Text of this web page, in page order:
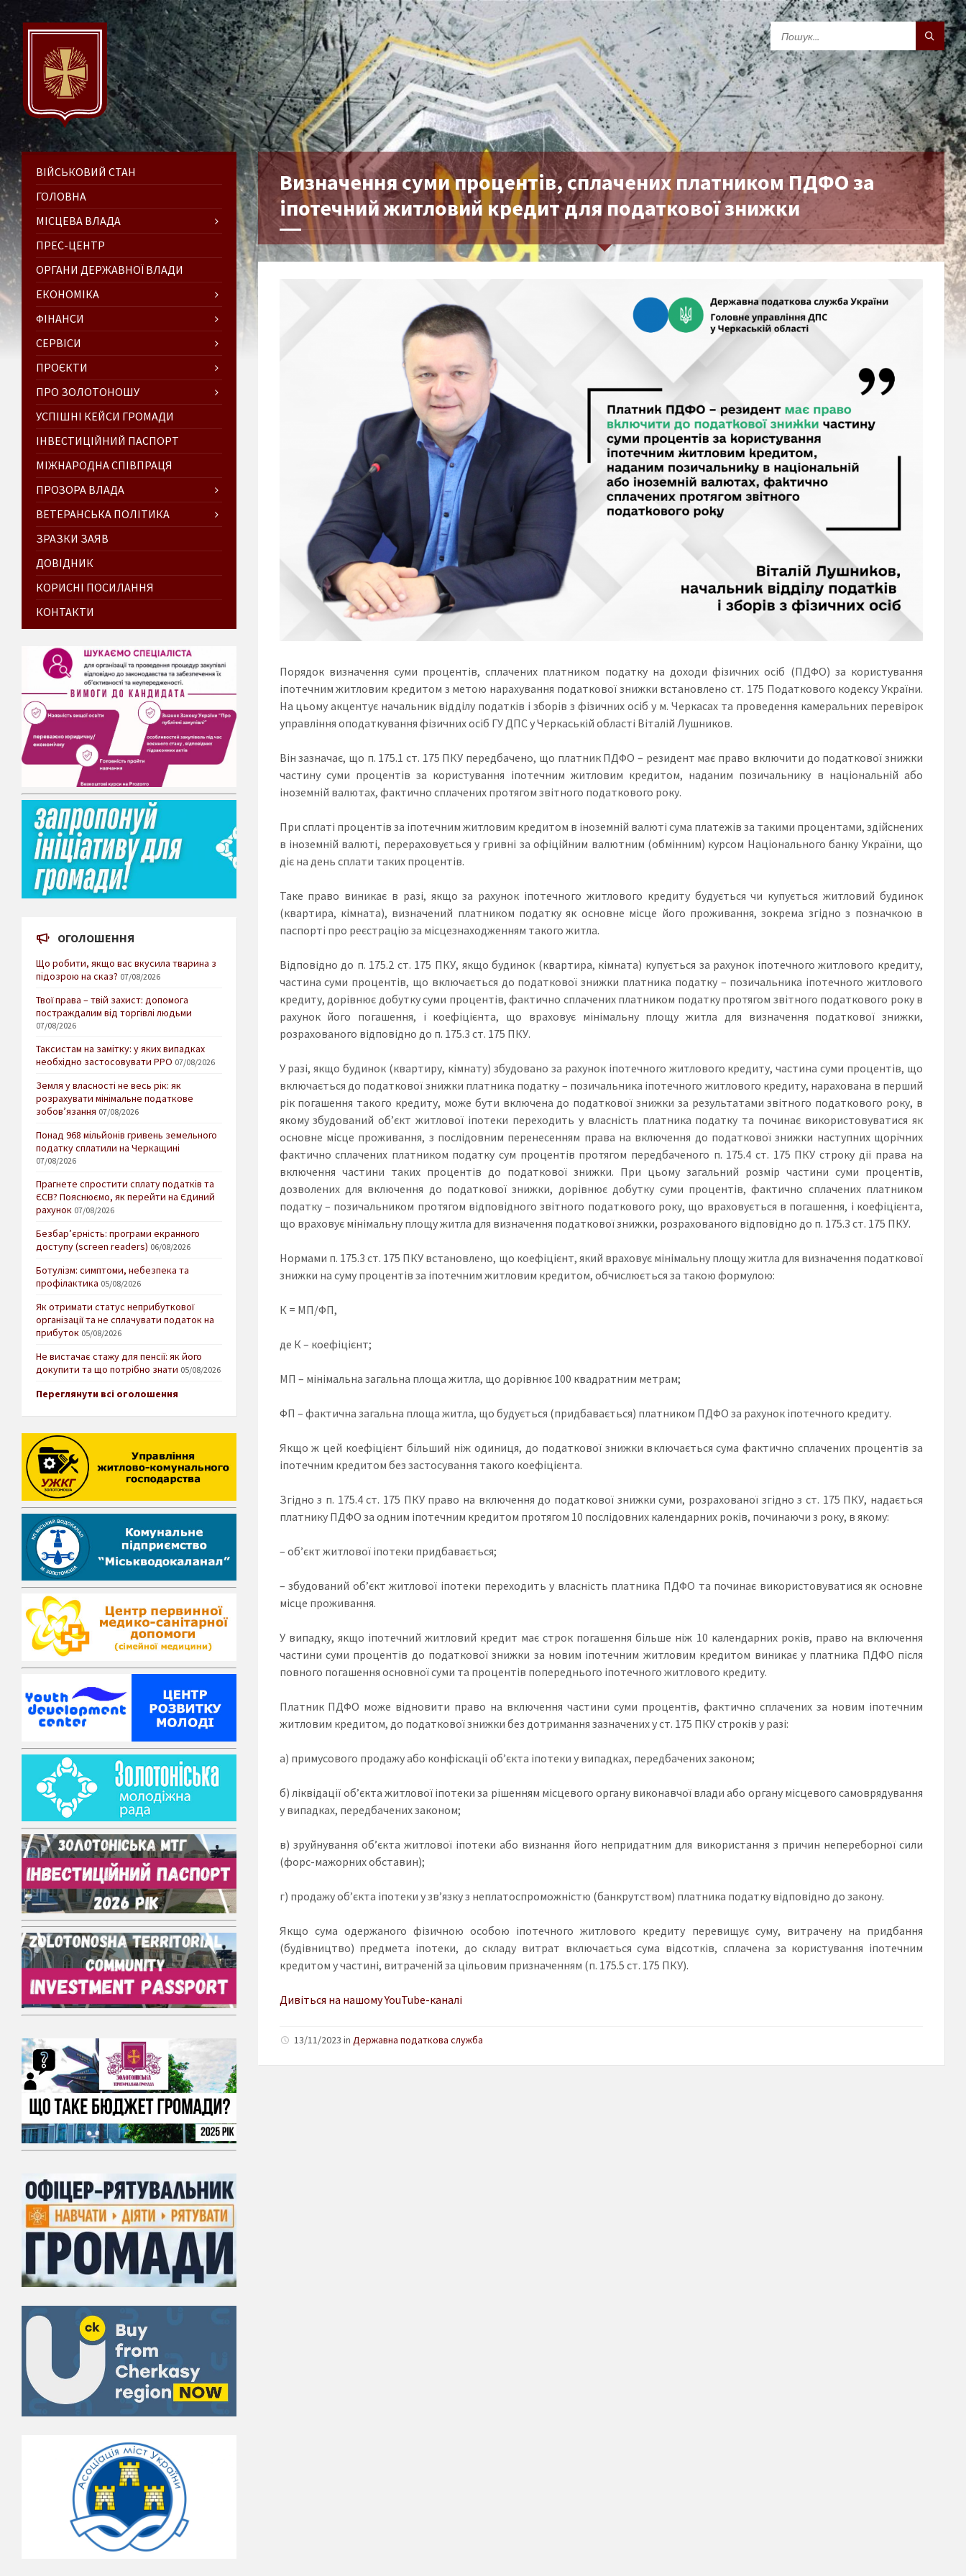
Визначення суми процентів, сплачених платником ПДФО за
іпотечний житловий кредит для податкової знижки
Порядок визначення суми процентів, сплачених платником податку на доходи фізичних осіб (ПДФО) за користування
іпотечним житловим кредитом з метою нарахування податкової знижки встановлено ст. 175 Податкового кодексу України.
На цьому акцентує начальник відділу податків і зборів з фізичних осіб у м. Черкасах та проведення камеральних перевірок
управління оподаткування фізичних осіб ГУ ДПС у Черкаській області Віталій Лушников.
Він зазначає, що п. 175.1 ст. 175 ПКУ передбачено, що платник ПДФО – резидент має право включити до податкової знижки
частину суми процентів за користування іпотечним житловим кредитом, наданим позичальнику в національній або
іноземній валютах, фактично сплачених протягом звітного податкового року.
При сплаті процентів за іпотечним житловим кредитом в іноземній валюті сума платежів за такими процентами, здійснених
в іноземній валюті, перераховується у гривні за офіційним валютним (обмінним) курсом Національного банку України, що
діє на день сплати таких процентів.
Таке право виникає в разі, якщо за рахунок іпотечного житлового кредиту будується чи купується житловий будинок
(квартира, кімната), визначений платником податку як основне місце його проживання, зокрема згідно з позначкою в
паспорті про реєстрацію за місцезнаходженням такого житла.
Відповідно до п. 175.2 ст. 175 ПКУ, якщо будинок (квартира, кімната) купується за рахунок іпотечного житлового кредиту,
частина суми процентів, що включається до податкової знижки платника податку – позичальника іпотечного житлового
кредиту, дорівнює добутку суми процентів, фактично сплачених платником податку протягом звітного податкового року в
рахунок його погашення, і коефіцієнта, що враховує мінімальну площу житла для визначення податкової знижки,
розрахованого відповідно до п. 175.3 ст. 175 ПКУ.
У разі, якщо будинок (квартиру, кімнату) збудовано за рахунок іпотечного житлового кредиту, частина суми процентів, що
включається до податкової знижки платника податку – позичальника іпотечного житлового кредиту, нарахована в перший
рік погашення такого кредиту, може бути включена до податкової знижки за результатами звітного податкового року, в
якому збудований об’єкт житлової іпотеки переходить у власність платника податку та починає використовуватися як
основне місце проживання, з послідовним перенесенням права на включення до податкової знижки наступних щорічних
фактично сплачених платником податку сум процентів протягом передбаченого п. 175.4 ст. 175 ПКУ строку дії права на
включення частини таких процентів до податкової знижки. При цьому загальний розмір частини суми процентів,
дозволених для включення до податкової знижки, дорівнює добутку суми процентів, фактично сплачених платником
податку – позичальником протягом відповідного звітного податкового року, що враховується в погашення, і коефіцієнта,
що враховує мінімальну площу житла для визначення податкової знижки, розрахованого відповідно до п. 175.3 ст. 175 ПКУ.
Нормами п. 175.3 ст. 175 ПКУ встановлено, що коефіцієнт, який враховує мінімальну площу житла для визначення податкової
знижки на суму процентів за іпотечним житловим кредитом, обчислюється за такою формулою:
К = МП/ФП,
де К – коефіцієнт;
МП – мінімальна загальна площа житла, що дорівнює 100 квадратним метрам;
ФП – фактична загальна площа житла, що будується (придбавається) платником ПДФО за рахунок іпотечного кредиту.
Якщо ж цей коефіцієнт більший ніж одиниця, до податкової знижки включається сума фактично сплачених процентів за
іпотечним кредитом без застосування такого коефіцієнта.
Згідно з п. 175.4 ст. 175 ПКУ право на включення до податкової знижки суми, розрахованої згідно з ст. 175 ПКУ, надається
платнику ПДФО за одним іпотечним кредитом протягом 10 послідовних календарних років, починаючи з року, в якому:
– об’єкт житлової іпотеки придбавається;
– збудований об’єкт житлової іпотеки переходить у власність платника ПДФО та починає використовуватися як основне
місце проживання.
У випадку, якщо іпотечний житловий кредит має строк погашення більше ніж 10 календарних років, право на включення
частини суми процентів до податкової знижки за новим іпотечним житловим кредитом виникає у платника ПДФО після
повного погашення основної суми та процентів попереднього іпотечного житлового кредиту.
Платник ПДФО може відновити право на включення частини суми процентів, фактично сплачених за новим іпотечним
житловим кредитом, до податкової знижки без дотримання зазначених у ст. 175 ПКУ строків у разі:
а) примусового продажу або конфіскації об’єкта іпотеки у випадках, передбачених законом;
б) ліквідації об’єкта житлової іпотеки за рішенням місцевого органу виконавчої влади або органу місцевого самоврядування
у випадках, передбачених законом;
в) зруйнування об’єкта житлової іпотеки або визнання його непридатним для використання з причин непереборної сили
(форс-мажорних обставин);
г) продажу об’єкта іпотеки у зв’язку з неплатоспроможністю (банкрутством) платника податку відповідно до закону.
Якщо сума одержаного фізичною особою іпотечного житлового кредиту перевищує суму, витрачену на придбання
(будівництво) предмета іпотеки, до складу витрат включається сума відсотків, сплачена за користування іпотечним
кредитом у частині, витраченій за цільовим призначенням (п. 175.5 ст. 175 ПКУ).
Дивіться на нашому YouTube-каналі
13/11/2023 in Державна податкова служба
ВІЙСЬКОВИЙ СТАН
ГОЛОВНА
МІСЦЕВА ВЛАДА
ПРЕС-ЦЕНТР
ОРГАНИ ДЕРЖАВНОЇ ВЛАДИ
ЕКОНОМІКА
ФІНАНСИ
СЕРВІСИ
ПРОЄКТИ
ПРО ЗОЛОТОНОШУ
УСПІШНІ КЕЙСИ ГРОМАДИ
ІНВЕСТИЦІЙНИЙ ПАСПОРТ
МІЖНАРОДНА СПІВПРАЦЯ
ПРОЗОРА ВЛАДА
ВЕТЕРАНСЬКА ПОЛІТИКА
ЗРАЗКИ ЗАЯВ
ДОВІДНИК
КОРИСНІ ПОСИЛАННЯ
КОНТАКТИ
ОГОЛОШЕННЯ
Що робити, якщо вас вкусила тварина з
підозрою на сказ? 07/08/2026
Твої права – твій захист: допомога
постраждалим від торгівлі людьми
07/08/2026
Таксистам на замітку: у яких випадках
необхідно застосовувати РРО 07/08/2026
Земля у власності не весь рік: як
розрахувати мінімальне податкове
зобов’язання 07/08/2026
Понад 968 мільйонів гривень земельного
податку сплатили на Черкащині
07/08/2026
Прагнете спростити сплату податків та
ЄСВ? Пояснюємо, як перейти на Єдиний
рахунок 07/08/2026
Безбар’єрність: програми екранного
доступу (screen readers) 06/08/2026
Ботулізм: симптоми, небезпека та
профілактика 05/08/2026
Як отримати статус неприбуткової
організації та не сплачувати податок на
прибуток 05/08/2026
Не вистачає стажу для пенсії: як його
докупити та що потрібно знати 05/08/2026
Переглянути всі оголошення